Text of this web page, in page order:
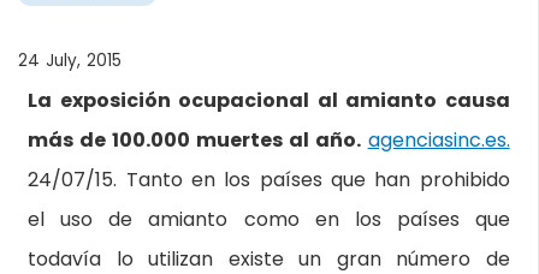
24 July, 2015
La exposición ocupacional al amianto causa
más de 100.000 muertes al año. agenciasinc.es.
24/07/15. Tanto en los países que han prohibido
el uso de amianto como en los países que
todavía lo utilizan existe un gran número de